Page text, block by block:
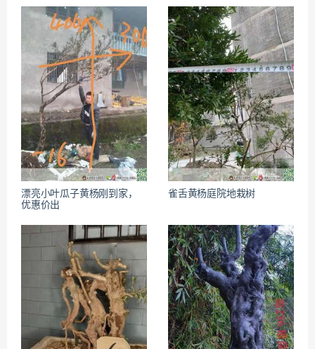
漂亮小叶瓜子黄杨刚到家，
优惠价出
雀舌黄杨庭院地栽树